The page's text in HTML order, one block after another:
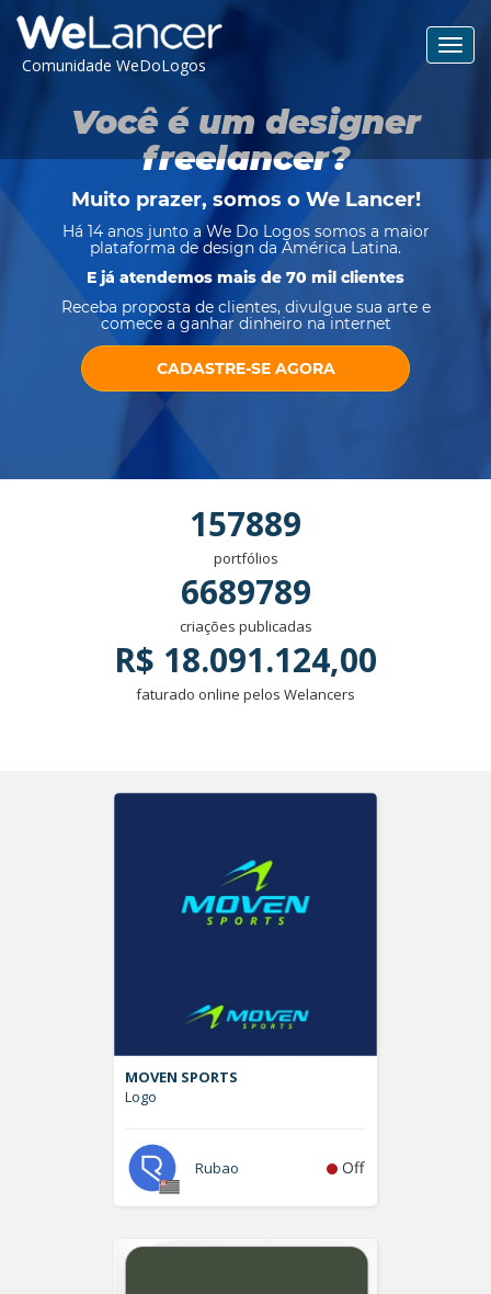
Comunidade WeDoLogos
Você é um designer
freelancer?
Muito prazer, somos o We Lancer!
Há 14 anos junto a We Do Logos somos a maior
plataforma de design da América Latina.
E já atendemos mais de 70 mil clientes
Receba proposta de clientes, divulgue sua arte e
comece a ganhar dinheiro na internet
CADASTRE-SE AGORA
157889
portfólios
6689789
criações publicadas
R$ 18.091.124,00
faturado online pelos Welancers
MOVEN SPORTS
Logo
Rubao Off